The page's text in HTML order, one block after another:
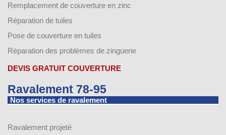
Remplacement de couverture en zinc
Réparation de tuiles
Pose de couverture en tuiles
Réparation des problèmes de zinguerie
DEVIS GRATUIT COUVERTURE
Ravalement 78-95
Nos services de ravalement
Ravalement projeté